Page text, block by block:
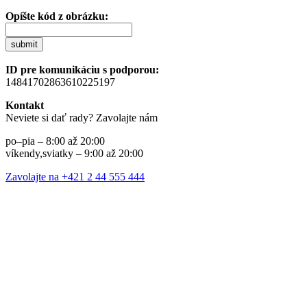
Opíšte kód z obrázku:
submit
ID pre komunikáciu s podporou:
14841702863610225197
Kontakt
Neviete si dať rady? Zavolajte nám
po–pia – 8:00 až 20:00
víkendy,sviatky – 9:00 až 20:00
Zavolajte na +421 2 44 555 444